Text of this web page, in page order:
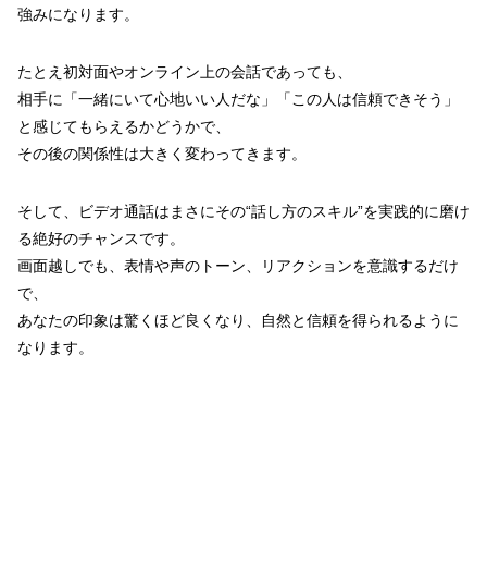
強みになります。
たとえ初対面やオンライン上の会話であっても、
相手に「一緒にいて心地いい人だな」「この人は信頼できそう」
と感じてもらえるかどうかで、
その後の関係性は大きく変わってきます。
そして、ビデオ通話はまさにその“話し方のスキル”を実践的に磨け
る絶好のチャンスです。
画面越しでも、表情や声のトーン、リアクションを意識するだけ
で、
あなたの印象は驚くほど良くなり、自然と信頼を得られるように
なります。